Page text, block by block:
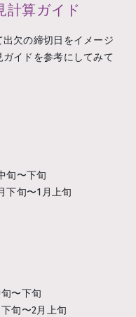
計算ガイド
欠の締切日をイメージ
イドを参考にしてみて
旬〜下旬
下旬〜1月上旬
〜下旬
下旬〜2月上旬